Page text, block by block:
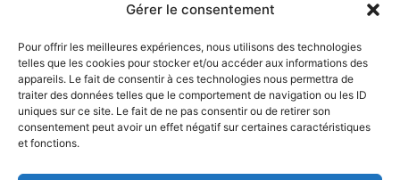
Gérer le consentement
Pour offrir les meilleures expériences, nous utilisons des technologies
telles que les cookies pour stocker et/ou accéder aux informations des
appareils. Le fait de consentir à ces technologies nous permettra de
traiter des données telles que le comportement de navigation ou les ID
uniques sur ce site. Le fait de ne pas consentir ou de retirer son
consentement peut avoir un effet négatif sur certaines caractéristiques
et fonctions.
VIOLENCE
2010 Gangsters